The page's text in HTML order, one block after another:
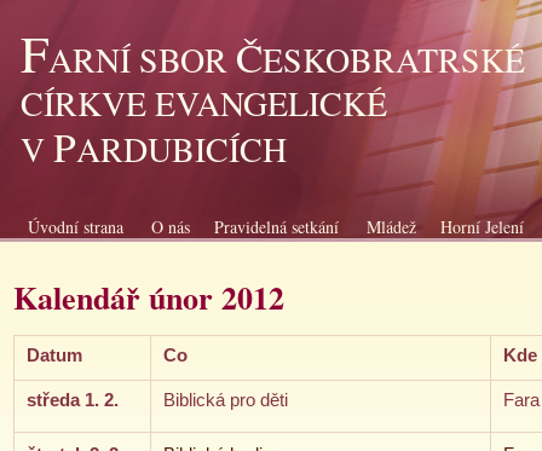
FARNÍ SBOR ČESKOBRATRSKÉ
CÍRKVE EVANGELICKÉ
VPARDUBICÍCH
Úvodní strana O nás Pravidelná setkání Mládež Horní Jelení
Kalendář únor 2012
Datum Co Kde
středa 1. 2. Biblická pro děti Fara